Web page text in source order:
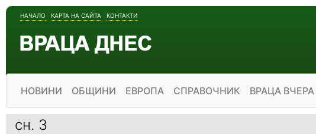
НАЧАЛО КАРТА НА САЙТА КОНТАКТИ
НОВИНИ ОБЩИНИ ЕВРОПА СПРАВОЧНИК ВРАЦА ВЧЕРА
сн. 3